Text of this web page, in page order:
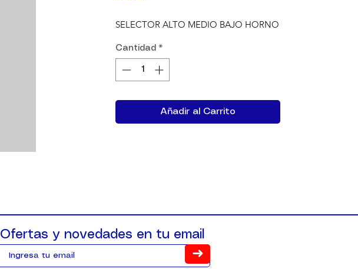
SELECTOR ALTO MEDIO BAJO HORNO
Cantidad *
Añadir al Carrito
Ofertas y novedades en tu email
➜